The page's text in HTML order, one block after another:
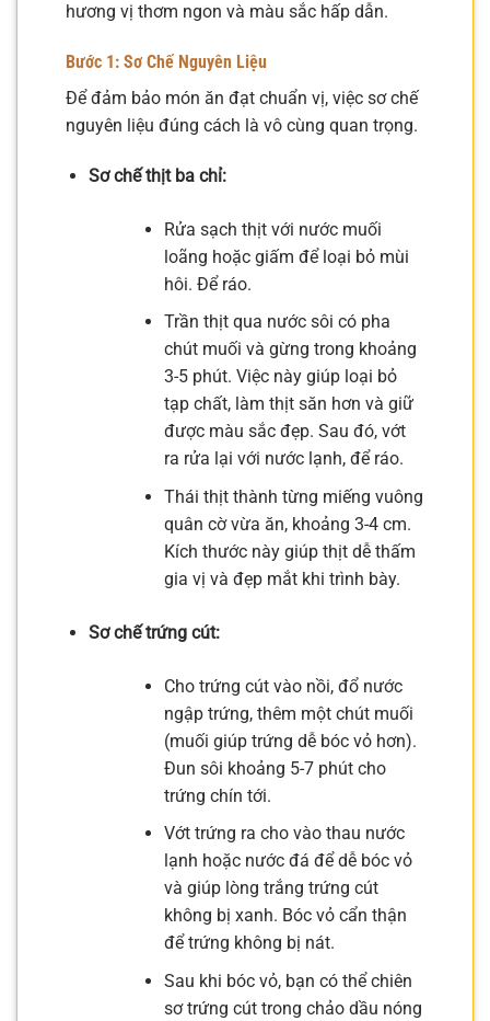
hương vị thơm ngon và màu sắc hấp dẫn.
Bước 1: Sơ Chế Nguyên Liệu
Để đảm bảo món ăn đạt chuẩn vị, việc sơ chế
nguyên liệu đúng cách là vô cùng quan trọng.
Sơ chế thịt ba chỉ:
Rửa sạch thịt với nước muối
loãng hoặc giấm để loại bỏ mùi
hôi. Để ráo.
Trần thịt qua nước sôi có pha
chút muối và gừng trong khoảng
3-5 phút. Việc này giúp loại bỏ
tạp chất, làm thịt săn hơn và giữ
được màu sắc đẹp. Sau đó, vớt
ra rửa lại với nước lạnh, để ráo.
Thái thịt thành từng miếng vuông
quân cờ vừa ăn, khoảng 3-4 cm.
Kích thước này giúp thịt dễ thấm
gia vị và đẹp mắt khi trình bày.
Sơ chế trứng cút:
Cho trứng cút vào nồi, đổ nước
ngập trứng, thêm một chút muối
(muối giúp trứng dễ bóc vỏ hơn).
Đun sôi khoảng 5-7 phút cho
trứng chín tới.
Vớt trứng ra cho vào thau nước
lạnh hoặc nước đá để dễ bóc vỏ
và giúp lòng trắng trứng cút
không bị xanh. Bóc vỏ cẩn thận
để trứng không bị nát.
Sau khi bóc vỏ, bạn có thể chiên
sơ trứng cút trong chảo dầu nóng